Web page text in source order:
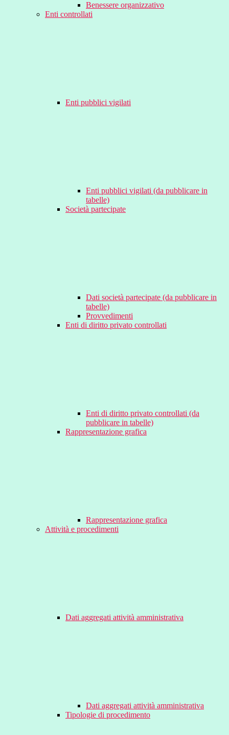
Benessere organizzativo
Enti controllati
Enti pubblici vigilati
Enti pubblici vigilati (da pubblicare in
tabelle)
Società partecipate
Dati società partecipate (da pubblicare in
tabelle)
Provvedimenti
Enti di diritto privato controllati
Enti di diritto privato controllati (da
pubblicare in tabelle)
Rappresentazione grafica
Rappresentazione grafica
Attività e procedimenti
Dati aggregati attività amministrativa
Dati aggregati attività amministrativa
Tipologie di procedimento